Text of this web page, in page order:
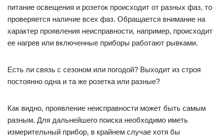
питание освещения и розеток происходит от разных фаз, то
проверяется наличие всех фаз. Обращается внимание на
характер проявления неисправности, например, происходит
ее нагрев или включенные приборы работают рывками.
Есть ли связь с сезоном или погодой? Выходит из строя
постоянно одна и та же розетка или разные?
Как видно, проявление неисправности может быть самым
разным. Для дальнейшего поиска необходимо иметь
измерительный прибор, в крайнем случае хотя бы